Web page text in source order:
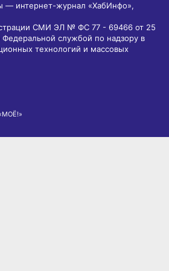
— интернет-журнал «ХабИнфо»,
СМИ ЭЛ № ФС 77 - 69466 от 25
Федеральной службой по надзору в
технологий и массовых